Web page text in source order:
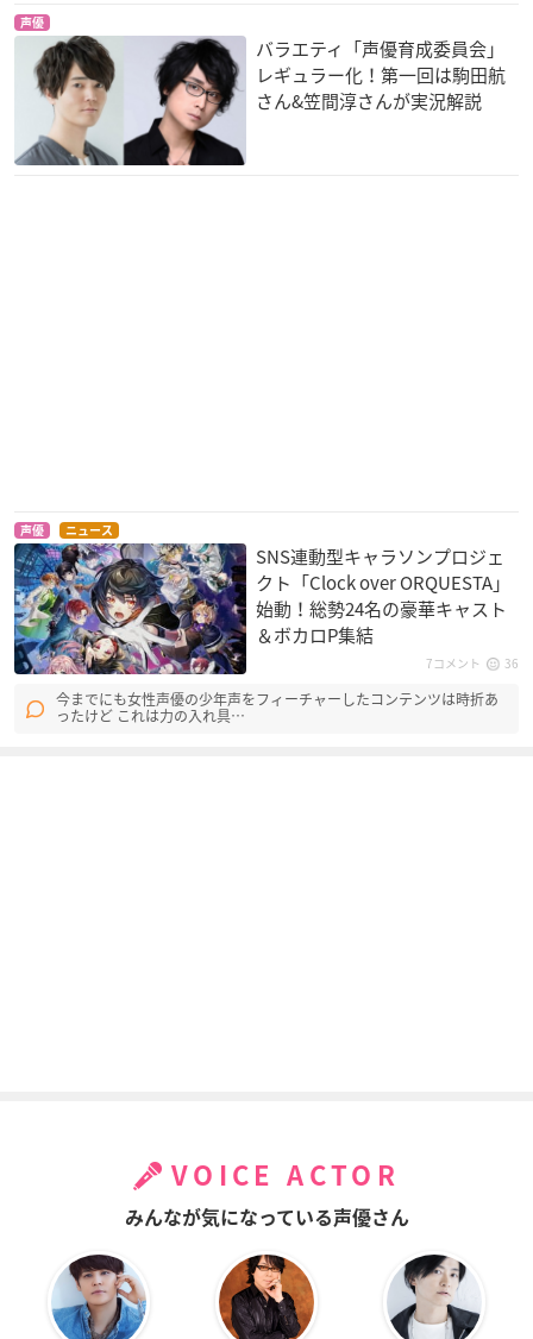
声優
バラエティ「声優育成委員会」
レギュラー化！第一回は駒田航
さん&笠間淳さんが実況解説
声優 ニュース
SNS連動型キャラソンプロジェ
クト「Clock over ORQUESTA」
始動！総勢24名の豪華キャスト
＆ボカロP集結
7コメント 36
今までにも女性声優の少年声をフィーチャーしたコンテンツは時折あ
ったけど これは力の入れ具…
VOICE ACTOR
みんなが気になっている声優さん